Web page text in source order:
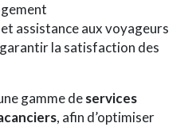
assistance aux voyageurs
la satisfaction des
gamme deservices
, afin d’optimiser